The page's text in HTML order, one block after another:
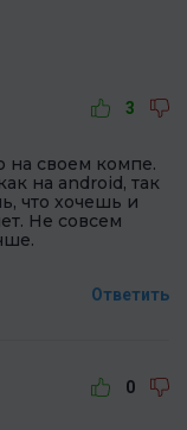
3
на своем компе.
на android, так
что хочешь и
Не совсем
Ответить
0